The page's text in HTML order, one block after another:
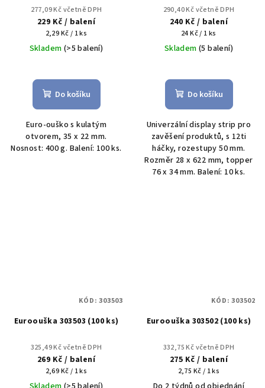
277,09 Kč včetně DPH
229 Kč / balení
Měrná
cena:
2,29 Kč / 1 ks
Skladem (>5 balení)
Do košíku
Euro-ouško s kulatým
otvorem, 35 x 22 mm.
Nosnost: 400 g. Balení: 100 ks.
290,40 Kč včetně DPH
240 Kč / balení
Měrná
cena:
24 Kč / 1 ks
Skladem(5 balení)
Do košíku
Univerzální display strip pro
zavěšení produktů, s 12ti
háčky, rozestupy 50 mm.
Rozměr 28 x 622 mm, topper
76 x 34 mm. Balení: 10 ks.
Euroouška 303503 (100 ks)
325,49 Kč včetně DPH
269 Kč / balení
Měrná
cena:
2,69 Kč / 1 ks
KÓD:303503
Euroouška 303502 (100 ks)
332,75 Kč včetně DPH
275 Kč / balení
Měrná
cena:
2,75 Kč / 1 ks
KÓD:303502